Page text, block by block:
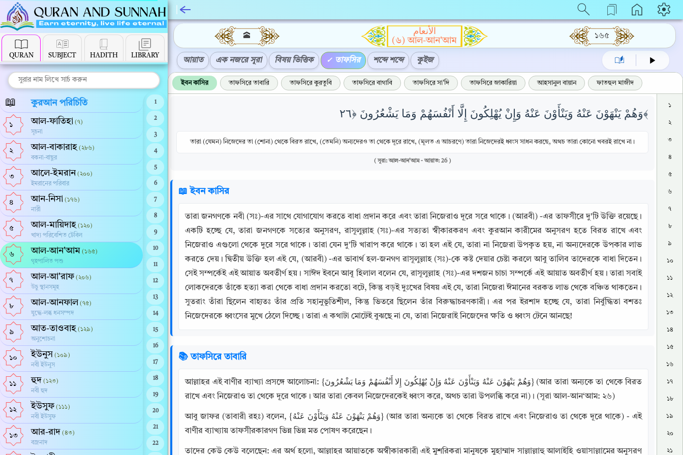
QURAN SUBJECT HADITH LIBRARY
📖 কুরআন পরিচিতি
১ আল-ফাতিহা (৭)
সূচনা
২ আল-বাকারাহ (২৮৬)
বকনা-বাছুর
৩ আলে-ইমরান (২০০)
ইমরানের পরিবার
৪ আন-নিসা (১৭৬)
নারী
৫ আল-মায়িদাহ (১২০)
খাদ্য পরিবেশিত টেবিল
৬ আল-আন'আম (১৬৫)
গৃহপালিত পশু
৭ আল-আ'রাফ (২০৬)
উচু স্থানসমূহ
৮ আল-আনফাল (৭৫)
যুদ্ধে-লব্ধ ধনসম্পদ
৯ আত-তাওবাহ (১২৯)
অনুশোচনা
১০ ইউনুস (১০৯)
নবী ইউনুস
১১ হুদ (১২৩)
নবী হুদ
১২ ইউসুফ (১১১)
নবী ইউসুফ
১৩ আর-রাদ (৪৩)
বজ্রনাদ
1
2
3
4
5
6
7
8
9
10
11
12
13
14
15
16
17
18
19
20
21
22
🕋
الأنعام
(৬) আল-আন'আম
১৬৫
আয়াত এক নজরে সূরা বিষয় ভিত্তিক তাফসির শব্দে শব্দে কুইজ
ইবন কাসির তাফসিরে তাবারি তাফসিরে কুরতুবি তাফসিরে বাগাবি তাফসিরে সা'দি তাফসিরে জাকারিয়া আহসানুল বায়ান ফাতহুল মাজীদ
وَهُمْ يَنْهَوْنَ عَنْهُ وَيَنْأَوْنَ عَنْهُ وَإِنْ يُهْلِكُونَ إِلَّا أَنْفُسَهُمْ وَمَا يَشْعُرُونَ ﴿٢٦﴾
তারা (যেমন) নিজেদের তা (শোনা) থেকে বিরত রাখে, (তেমনি) অন্যদেরও তা থেকে দূরে রাখে, (মূলত এ আচরণে) তারা নিজেদেরই ধ্বংস সাধন করছে, অথচ তারা কোনো খবরই রাখে না।
( সূরা: আল-আন'আম - আয়াত: 26 )
📖 ইবন কাসির
তারা জনগণকে নবী (সঃ)-এর সাথে যোগাযোগ করতে বাধা প্রদান করে এবং তারা নিজেরাও দূরে সরে থাকে। (আরবী) -এর তাফসীরে দু'টি উক্তি রয়েছে।
একটি হচ্ছে যে, তারা জনগণকে সত্যের অনুসরণ, রাসূলুল্লাহ (সঃ)-এর সত্যতা স্বীকারকরণ এবং কুরআন কারীমের অনুসরণ হতে বিরত রাখে এবং
নিজেরাও এগুলো থেকে দুরে সরে থাকে। তারা যেন দু'টি খারাপ করে থাকে। তা হল এই যে, তারা না নিজেরা উপকৃত হয়, না অন্যদেরকে উপকার লাভ
করতে দেয়। দ্বিতীয় উক্তি হল এই যে, (আরবী) -এর ভাবার্থ হল-জনগণ রাসূলুল্লাহ (সঃ)-কে কষ্ট দেয়ার চেষ্টা করলে আবু তালিব তাদেরকে বাধা দিতেন।
সেই সম্পর্কেই এই আয়াত অবতীর্ণ হয়। সাঈদ ইবনে আবূ হিলাল বলেন যে, রাসূলুল্লাহ (সঃ)-এর দশজন চাচা সম্পর্কে এই আয়াত অবতীর্ণ হয়। তারা সবাই
লোকদেরকে তাঁকে হত্যা করা থেকে বাধা প্রদান করতো বটে, কিন্তু বড়ই দুঃখের বিষয় এই যে, তারা নিজেরা ঈমানের বরকত লাভ থেকে বঞ্চিত থাকতেন।
সুতরাং তাঁরা ছিলেন বাহ্যতঃ তাঁর প্রতি সহানুভূতিশীল, কিন্তু ভিতরে ছিলেন তাঁর বিরুদ্ধাচরণকারী। এর পর ইরশাদ হচ্ছে যে, তারা নির্বুদ্ধিতা বশতঃ
নিজেদেরকে ধ্বংসের মুখে ঠেলে দিচ্ছে। তারা এ কথাটা মোটেই বুঝছে না যে, তারা নিজেরাই নিজেদের ক্ষতি ও ধ্বংস টেনে আনছে!
📚 তাফসিরে তাবারি
আল্লাহর এই বাণীর ব্যাখ্যা প্রসঙ্গে আলোচনা: {وَهُمْ يَنْهَوْنَ عَنْهُ وَيَنْأَوْنَ عَنْهُ وَإِنْ يُهْلِكُونَ إِلا أَنْفُسَهُمْ وَمَا يَشْعُرُونَ} (আর তারা অন্যকে তা থেকে বিরত
রাখে এবং নিজেরাও তা থেকে দূরে থাকে। আর তারা কেবল নিজেদেরকেই ধ্বংস করে, অথচ তারা উপলব্ধি করে না)। (সূরা আল-আন‘আম: ২৬)
আবু জাফর (তাবারী রহঃ) বলেন, {وَهُمْ يَنْهَوْنَ عَنْهُ وَيَنْأَوْنَ عَنْهُ} (আর তারা অন্যকে তা থেকে বিরত রাখে এবং নিজেরাও তা থেকে দূরে থাকে) - এই
বাণীর ব্যাখ্যায় তাফসীরকারগণ ভিন্ন ভিন্ন মত পোষণ করেছেন।
তাদের কেউ কেউ বলেছেন: এর অর্থ হলো, আল্লাহর আয়াতকে অস্বীকারকারী এই মুশরিকরা মানুষকে মুহাম্মাদ সাল্লাল্লাহু আলাইহি ওয়াসাল্লামের অনুসরণ
১
২
৩
৪
৫
৬
৭
৮
৯
১০
১১
১২
১৩
১৪
১৫
১৬
১৭
১৮
১৯
২০
২১
Copy